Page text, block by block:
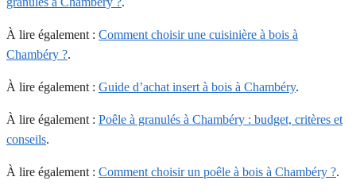
À lire également : Comment choisir une cuisinière à bois à
Chambéry ?.
À lire également : Guide d’achat insert à bois à Chambéry.
À lire également : Poêle à granulés à Chambéry : budget, critères et
conseils.
À lire également : Comment choisir un poêle à bois à Chambéry ?.